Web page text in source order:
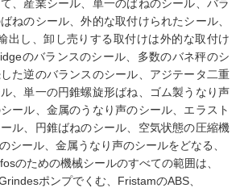
、産業シール、単一のばねのシール、バラ
ねのシール、外的な取付けられたシール、
出し、卸し売りする取付けは外的な取付け
のバランスのシール、多数のバネ秤のシ
た逆のバランスのシール、アジテータ二重
、単一の円錐螺旋形ばね、ゴム製うなり声
ール、金属のうなり声のシール、エラスト
ル、円錐ばねのシール、空気状態の圧縮機
シール、金属うなり声のシールをどなる、
のための機械シールのすべての範囲は、
ポンプでくむ、FristamのABS、